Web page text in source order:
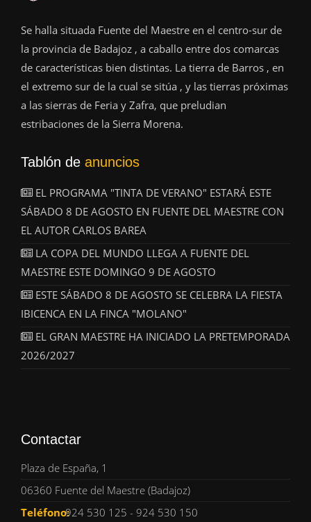
Se halla situada Fuente del Maestre en el centro-sur de
la provincia de Badajoz , a caballo entre dos comarcas
de características bien distintas. La tierra de Barros , en
el extremo sur de la cual se sitúa , y las tierras próximas
a las sierras de Feria y Zafra, que preludian
estribaciones de la Sierra Morena.
Tablón de anuncios
EL PROGRAMA "TINTA DE VERANO" ESTARÁ ESTE
SÁBADO 8 DE AGOSTO EN FUENTE DEL MAESTRE CON
EL AUTOR CARLOS BAREA
LA COPA DEL MUNDO LLEGA A FUENTE DEL
MAESTRE ESTE DOMINGO 9 DE AGOSTO
ESTE SÁBADO 8 DE AGOSTO SE CELEBRA LA FIESTA
IBICENCA EN LA FINCA "MOLANO"
EL GRAN MAESTRE HA INICIADO LA PRETEMPORADA
2026/2027
Contactar
Plaza de España, 1
06360 Fuente del Maestre (Badajoz)
Teléfono:924 530 125 - 924 530 150